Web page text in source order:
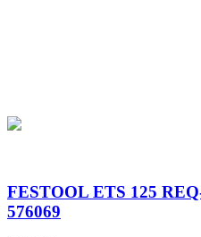
FESTOOL ETS 125
576069